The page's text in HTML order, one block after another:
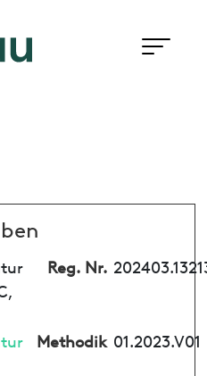
Reg. Nr.
Methodik 01.2023.V01